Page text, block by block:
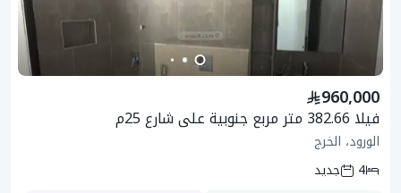
960,000
فيلا 382.66 متر مربع جنوبية على شارع 25م
الورود، الخرج
4
جديد